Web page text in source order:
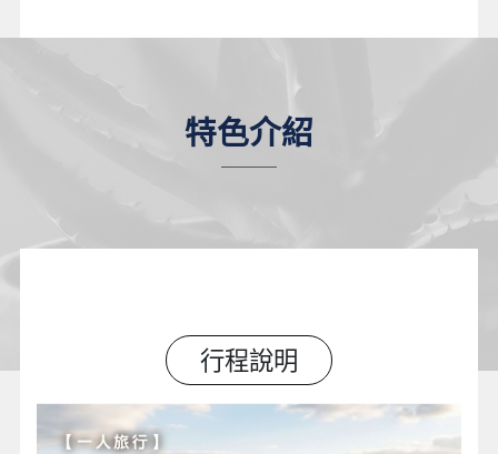
特色介紹
行程說明